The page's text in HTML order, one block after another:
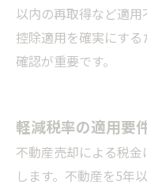
以内の再取得など適用
控除適用を確実にす
確認が重要です。
軽減税率の適用要
不動産売却による税
します。不動産を5年